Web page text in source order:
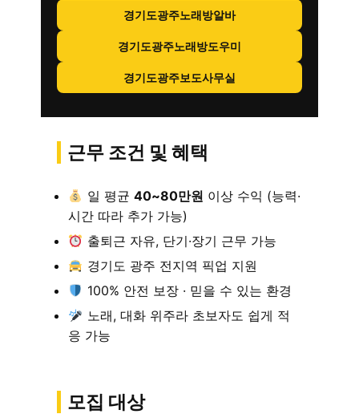
경기도광주노래방알바
경기도광주노래방도우미
경기도광주보도사무실
근무 조건 및 혜택
일 평균 40~80만원 이상 수익 (능력·
시간 따라 추가 가능)
출퇴근 자유, 단기·장기 근무 가능
경기도 광주 전지역 픽업 지원
100% 안전 보장 · 믿을 수 있는 환경
노래, 대화 위주라 초보자도 쉽게 적
응 가능
모집 대상